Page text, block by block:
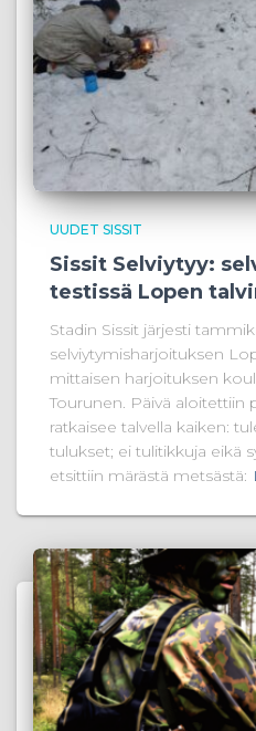
UUDET SISSIT
Sissit Selviytyy:
testissä Lopen
Stadin Sissit järjesti
selviytymisharjoituksen
mittaisen harjoituksen
Tourunen. Päivä aloitettiin
ratkaisee talvella kaiken:
tulukset; ei tulitikkuja eikä
etsittiin märästä metsästä: